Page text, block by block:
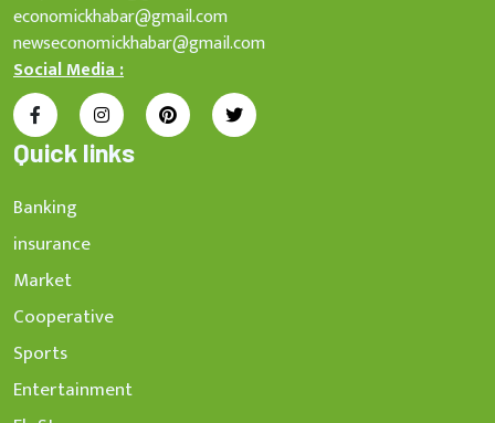
economickhabar@gmail.com
newseconomickhabar@gmail.com
Social Media :
Quick links
Banking
insurance
Market
Cooperative
Sports
Entertainment